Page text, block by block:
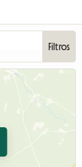
Filtros